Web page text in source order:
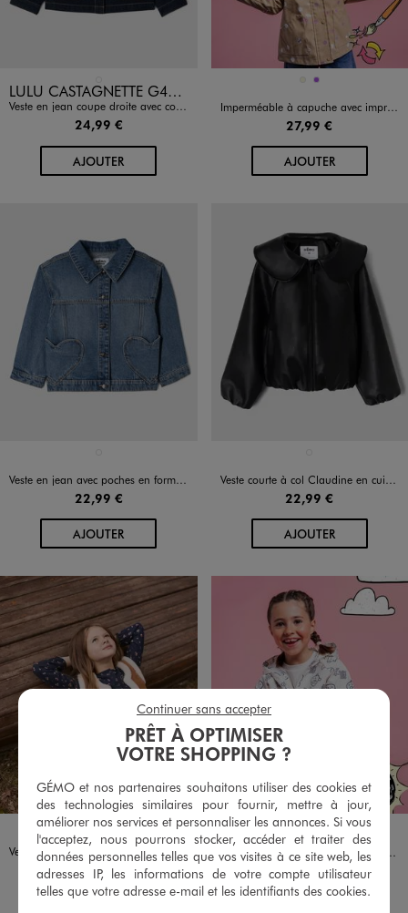
Disponible en 1 coloris LULU CASTAGNETTE G4G D
Veste en jean coupe droite avec col froncé fille - LuluCastagnette
24,99 €
AJOUTERAU PANIER
Disponible en 2 coloris
BEIGEVIOLET
Imperméable à capuche avec imprimé animé fille qui change de couleur sous la pluie
27,99 €
AJOUTERAU PANIER
Veste en jean avec poches en forme de coeurs fille
22,99 €
AJOUTERAU PANIER
Veste courte à col Claudine en cuir imitation fille
22,99 €
AJOUTERAU PANIER
Disponible en 1 coloris
MARRON STANDARD
LULUCASTAGNETTE
Veste sans manches réversible fille - LuluCastagnette
17,99 €
4.5/5 de moyenne
Disponible en 3 coloris
ECRUORANGE STANDARD
VERT STANDARD
Coupe-vent à capuche déperlant facile à ranger fille
14,99 €
PRÊT À OPTIMISER
VOTRE SHOPPING ?
GÉMO et nos partenaires souhaitons utiliser des cookies et
des technologies similaires pour fournir, mettre à jour,
améliorer nos services et personnaliser les annonces. Si vous
l'acceptez, nous pourrons stocker, accéder et traiter des
données personnelles telles que vos visites à ce site web, les
adresses IP, les informations de votre compte utilisateur
telles que votre adresse e-mail et les identifiants des cookies.
Continuer sans accepter